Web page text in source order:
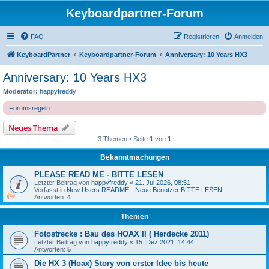
Keyboardpartner-Forum
FAQ Anmelden
Registrieren
KeyboardPartner Keyboardpartner-Forum Anniversary: 10 Years HX3
Anniversary: 10 Years HX3
Moderator: happyfreddy
Forumsregeln
Neues Thema
3 Themen • Seite 1 von 1
Bekanntmachungen
PLEASE READ ME - BITTE LESEN
Letzter Beitrag von happyfreddy « 21. Jul 2026, 08:51
Verfasst in New Users README - Neue Benutzer BITTE LESEN
Antworten: 4
Themen
Fotostrecke : Bau des HOAX II ( Herdecke 2011)
Letzter Beitrag von happyfreddy « 15. Dez 2021, 14:44
Antworten: 5
Die HX 3 (Hoax) Story von erster Idee bis heute